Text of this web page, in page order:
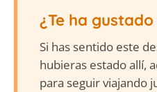
¿Te ha
Si has sentido este
hubieras estado allí,
para seguir viajando